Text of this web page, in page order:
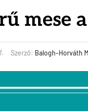
mese
Szerző: Balogh-Horváth